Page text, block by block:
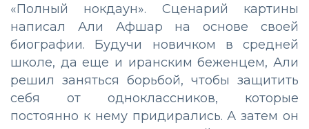
«Полный нокдаун». Сценарий картины
написал Али Афшар на основе своей
биографии. Будучи новичком в средней
школе, да еще и иранским беженцем, Али
решил заняться борьбой, чтобы защитить
себя от одноклассников, которые
постоянно к нему придирались. А затем он